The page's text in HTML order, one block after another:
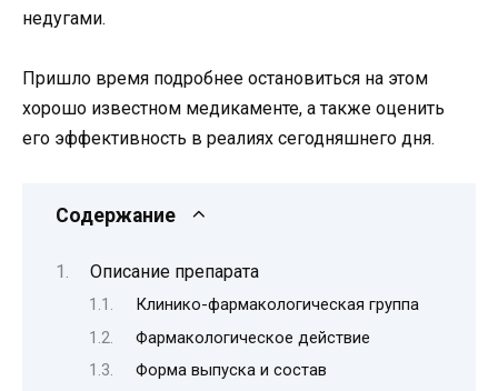
недугами.
Пришло время подробнее остановиться на этом
хорошо известном медикаменте, а также оценить
его эффективность в реалиях сегодняшнего дня.
Содержание
Описание препарата
Клинико-фармакологическая группа
Фармакологическое действие
Форма выпуска и состав